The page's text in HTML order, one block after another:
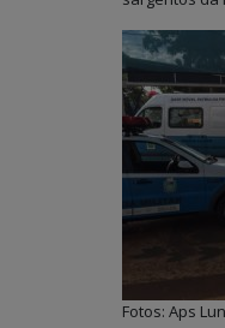
Fotos: Aps